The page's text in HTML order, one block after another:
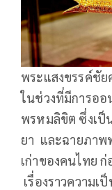
พระแสงขรรค์ชัย
ในช่วงที่มีการอ
พรหมลิขิต ซึ่งเป็
ยา และฉายภาพ
เก่าของคนไทย
เรื่องราวความเ